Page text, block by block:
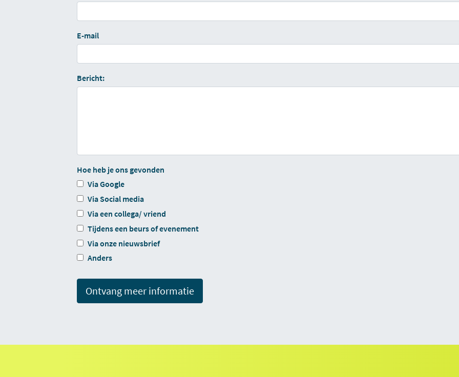
E-mail
Bericht:
Hoe heb je ons gevonden
Via Google
Via Social media
Via een collega/ vriend
Tijdens een beurs of evenement
Via onze nieuwsbrief
Anders
Ontvang meer informatie